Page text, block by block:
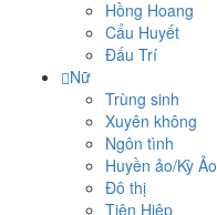
Hồng Hoang
Cẩu Huyết
Đấu Trí
Nữ
Trùng sinh
Xuyên không
Ngôn tình
Huyền ảo/Kỳ Ảo
Đô thị
Tiên Hiệp